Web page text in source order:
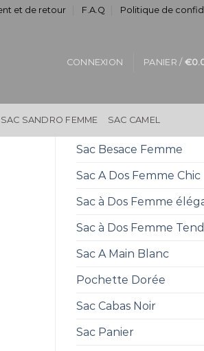
et de retour F.A.Q Politique de
CONNEXION PANIER / €
SAC SANDRO FEMME SAC CAMEL
Sac Besace Femme
Sac A Dos Femme Chic
Sac à Dos Femme
Sac à Dos Femme
Sac A Main Blanc
Pochette Dorée
Sac Cabas Noir
Sac Panier